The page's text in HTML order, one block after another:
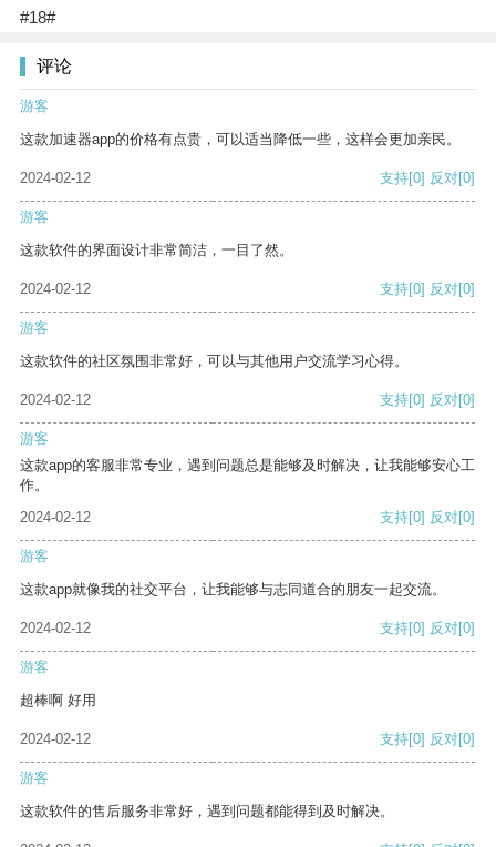
#18#
评论
游客
这款加速器app的价格有点贵，可以适当降低一些，这样会更加亲民。
2024-02-12 支持[0] 反对[0]
游客
这款软件的界面设计非常简洁，一目了然。
2024-02-12 支持[0] 反对[0]
游客
这款软件的社区氛围非常好，可以与其他用户交流学习心得。
2024-02-12 支持[0] 反对[0]
游客
这款app的客服非常专业，遇到问题总是能够及时解决，让我能够安心工
作。
2024-02-12
支持[0] 反对[0]
游客
这款app就像我的社交平台，让我能够与志同道合的朋友一起交流。
2024-02-12 支持[0] 反对[0]
游客
超棒啊 好用
2024-02-12 支持[0] 反对[0]
游客
这款软件的售后服务非常好，遇到问题都能得到及时解决。